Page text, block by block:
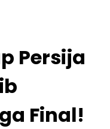
Persija
Final!